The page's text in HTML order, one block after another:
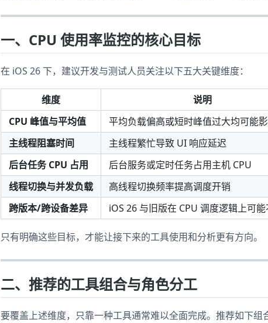
一、CPU 使用率监控的核心目标
在 iOS 26 下，建议开发与测试人员关注以下五大关键维度：
维度 说明
CPU 峰值与平均值
平均负载偏高或短时峰值过大均可能
主线程阻塞时间
主线程繁忙导致 UI 响应延迟
后台任务 CPU 占用
后台服务或定时任务占用主机 CPU
线程切换与并发负载
高线程切换频率提高调度开销
跨版本/跨设备差异
iOS 26 与旧版在 CPU 调度逻辑上可能
只有明确这些目标，才能让接下来的工具使用和分析更有方向。
二、推荐的工具组合与角色分工
要覆盖上述维度，只靠一种工具通常难以全面完成。推荐如下组